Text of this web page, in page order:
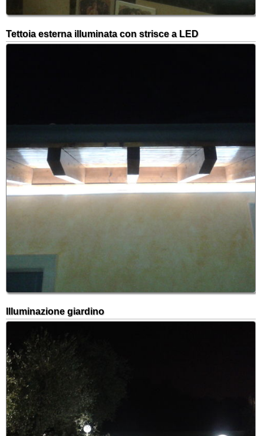
Tettoia esterna illuminata con strisce a LED
Illuminazione giardino